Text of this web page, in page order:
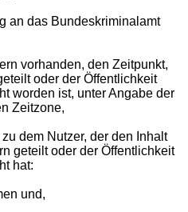
an das Bundeskriminalamt
vorhanden, den Zeitpunkt,
oder der Öffentlichkeit
worden ist, unter Angabe der
Zeitzone,
dem Nutzer, der den Inhalt
geteilt oder der Öffentlichkeit
hat:
und,